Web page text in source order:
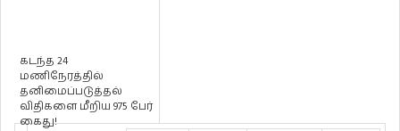
கடந்த 24
மணிநேரத்தில்
தனிமைப்படுத்தல்
விதிகளை மீறிய 975 பேர்
கைது!